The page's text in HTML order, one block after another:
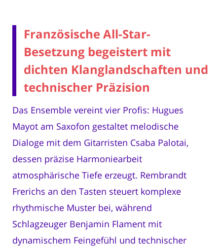
Französische All-Star-
Besetzung begeistert mit
dichten Klanglandschaften und
technischer Präzision
Das Ensemble vereint vier Profis: Hugues
Mayot am Saxofon gestaltet melodische
Dialoge mit dem Gitarristen Csaba Palotai,
dessen präzise Harmoniearbeit
atmosphärische Tiefe erzeugt. Rembrandt
Frerichs an den Tasten steuert komplexe
rhythmische Muster bei, während
Schlagzeuger Benjamin Flament mit
dynamischem Feingefühl und technischer